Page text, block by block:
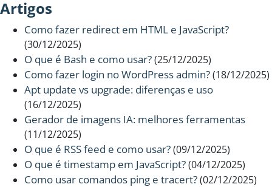
Artigos
Como fazer redirect em HTML e JavaScript?
(30/12/2025)
O que é Bash e como usar?(25/12/2025)
Como fazer login no WordPress admin?(18/12/2025)
Apt update vs upgrade: diferenças e uso
(16/12/2025)
Gerador de imagens IA: melhores ferramentas
(11/12/2025)
O que é RSS feed e como usar?(09/12/2025)
O que é timestamp em JavaScript?(04/12/2025)
Como usar comandos ping e tracert?(02/12/2025)